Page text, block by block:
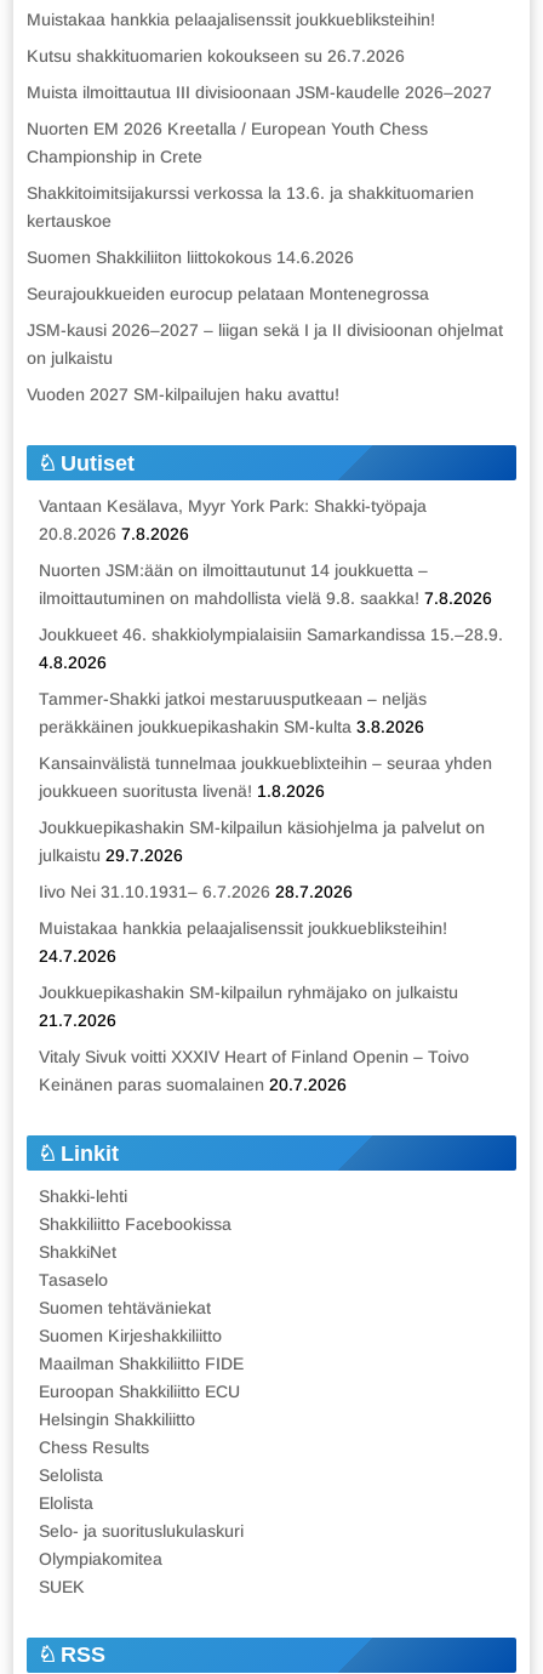
Muistakaa hankkia pelaajalisenssit joukkuebliksteihin!
Kutsu shakkituomarien kokoukseen su 26.7.2026
Muista ilmoittautua III divisioonaan JSM-kaudelle 2026–2027
Nuorten EM 2026 Kreetalla / European Youth Chess
Championship in Crete
Shakkitoimitsijakurssi verkossa la 13.6. ja shakkituomarien
kertauskoe
Suomen Shakkiliiton liittokokous 14.6.2026
Seurajoukkueiden eurocup pelataan Montenegrossa
JSM-kausi 2026–2027 – liigan sekä I ja II divisioonan ohjelmat
on julkaistu
Vuoden 2027 SM-kilpailujen haku avattu!
Uutiset
Vantaan Kesälava, Myyr York Park: Shakki-työpaja
20.8.2026 7.8.2026
Nuorten JSM:ään on ilmoittautunut 14 joukkuetta –
ilmoittautuminen on mahdollista vielä 9.8. saakka! 7.8.2026
Joukkueet 46. shakkiolympialaisiin Samarkandissa 15.–28.9.
4.8.2026
Tammer-Shakki jatkoi mestaruusputkeaan – neljäs
peräkkäinen joukkuepikashakin SM-kulta 3.8.2026
Kansainvälistä tunnelmaa joukkueblixteihin – seuraa yhden
joukkueen suoritusta livenä! 1.8.2026
Joukkuepikashakin SM-kilpailun käsiohjelma ja palvelut on
julkaistu 29.7.2026
Iivo Nei 31.10.1931– 6.7.2026 28.7.2026
Muistakaa hankkia pelaajalisenssit joukkuebliksteihin!
24.7.2026
Joukkuepikashakin SM-kilpailun ryhmäjako on julkaistu
21.7.2026
Vitaly Sivuk voitti XXXIV Heart of Finland Openin – Toivo
Keinänen paras suomalainen 20.7.2026
Linkit
Shakki-lehti
Shakkiliitto Facebookissa
ShakkiNet
Tasaselo
Suomen tehtäväniekat
Suomen Kirjeshakkiliitto
Maailman Shakkiliitto FIDE
Euroopan Shakkiliitto ECU
Helsingin Shakkiliitto
Chess Results
Selolista
Elolista
Selo- ja suorituslukulaskuri
Olympiakomitea
SUEK
RSS